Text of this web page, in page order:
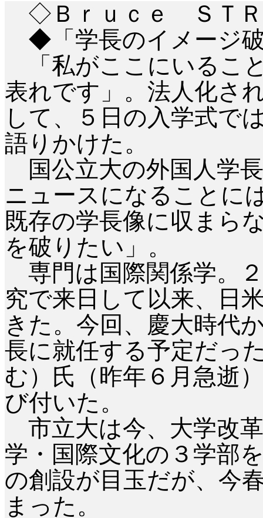
◇Ｂｒｕｃｅ ＳＴ
◆「学長のイメージ
「私がここにいるこ
表れです」。法人化さ
して、５日の入学式で
語りかけた。
国公立大の外国人学
ニュースになることに
既存の学長像に収まら
を破りたい」。
専門は国際関係学。
究で来日して以来、日
きた。今回、慶大時代
長に就任する予定だっ
む）氏（昨年６月急逝
び付いた。
市立大は今、大学改
学・国際文化の３学部
の創設が目玉だが、今
まった。